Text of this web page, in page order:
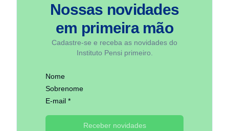
Nossas novidades
em primeira mão
Cadastre-se e receba as novidades do
Instituto Pensi primeiro.
Nome
Sobrenome
E-mail *
Receber novidades